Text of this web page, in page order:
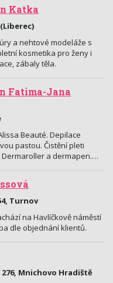
Katka
a nehtové modeláže s
kosmetika pro ženy i
zábaly těla.
Fatima-Jana
Beauté. Depilace
pastou. Čistění pleti
a dermapen.…
Turnov
na Havlíčkově náměstí
dle objednání klientů.
Mnichovo Hradiště